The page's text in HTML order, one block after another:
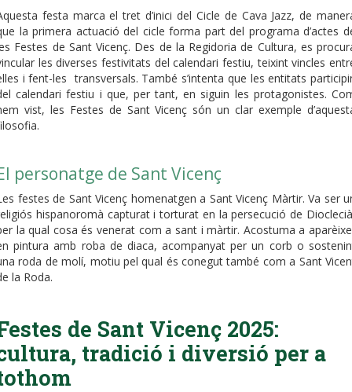
festa marca el tret d’inici del Cicle de Cava Jazz, de
la primera actuació del cicle forma part del programa d’actes
Festes de Sant Vicenç. Des de la Regidoria de Cultura, es
les diverses festivitats del calendari festiu, teixint vincles
i fent-les transversals. També s’intenta que les entitats
calendari festiu i que, per tant, en siguin les protagonistes.
vist, les Festes de Sant Vicenç són un clar exemple
personatge de Sant Vicenç
festes de Sant Vicenç homenatgen a Sant Vicenç Màrtir. Va ser
hispanoromà capturat i torturat en la persecució de
la qual cosa és venerat com a sant i màrtir. Acostuma a
pintura amb roba de diaca, acompanyat per un corb o
roda de molí, motiu pel qual és conegut també com a Sant
la Roda.
de Sant Vicenç 2025:
tradició i diversió per a